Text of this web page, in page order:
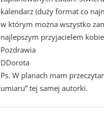
kalendarz (duży format co
w którym można wszystko
najlepszym przyjacielem
Pozdrawia
DDorota
Ps. W planach mam
umiaru” tej samej autorki.